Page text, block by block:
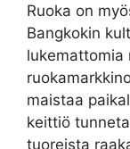
Ruoka on
Bangkokin
lukemattomia
maistaa
keittiö
tuoreista